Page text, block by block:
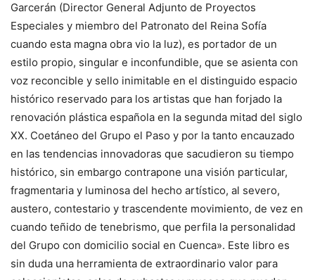
Garcerán (Director General Adjunto de Proyectos
Especiales y miembro del Patronato del Reina Sofía
cuando esta magna obra vio la luz), es portador de un
estilo propio, singular e inconfundible, que se asienta con
voz reconcible y sello inimitable en el distinguido espacio
histórico reservado para los artistas que han forjado la
renovación plástica española en la segunda mitad del siglo
XX. Coetáneo del Grupo el Paso y por la tanto encauzado
en las tendencias innovadoras que sacudieron su tiempo
histórico, sin embargo contrapone una visión particular,
fragmentaria y luminosa del hecho artístico, al severo,
austero, contestario y trascendente movimiento, de vez en
cuando teñido de tenebrismo, que perfila la personalidad
del Grupo con domicilio social en Cuenca». Este libro es
sin duda una herramienta de extraordinario valor para